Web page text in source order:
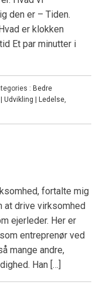
den er – Tiden.
er klokken
Et par minutter i
: Bedre
Udvikling | Ledelse,
fortalte mig
at drive virksomhed
ejerleder. Her er
entreprenør ved
mange andre,
Han […]